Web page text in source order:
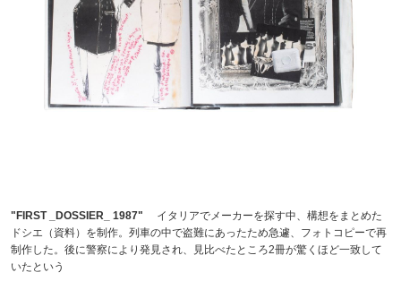
"FIRST _DOSSIER_ 1987" イタリアでメーカーを探す中、構想をまとめた
ドシエ（資料）を制作。列車の中で盗難にあったため急遽、フォトコピーで再
制作した。後に警察により発見され、見比べたところ2冊が驚くほど一致して
いたという